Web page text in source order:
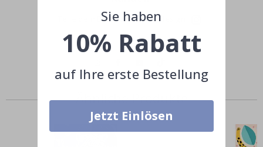
Teile dein Bild mit #namly_design
Ähnliche Produkte
Sie haben
10% Rabatt
auf Ihre erste Bestellung
Jetzt Einlösen